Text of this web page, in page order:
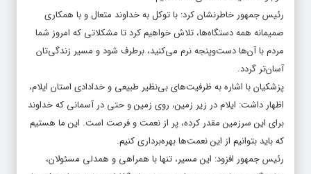
رئیس جمهور خاطرنشان کرد: با توکل به خداوند متعال و با همکاری
صمیمانه همه دستگاه‌ها، تلاش خواهیم کرد تا مشکلاتی که امروز شما
مردم با آن‌ها دست‌وپنجه نرم می‌کنید، برطرف شود و مسیر زندگی‌تان
آسان‌تر گردد.
پزشکیان با اشاره به ظرفیت‌های بی‌نظیر طبیعی و خدادادی استان ایلام،
اظهار داشت: ایلام در زیر زمین، روی زمین و حتی در آسمانی که خداوند
برای این سرزمین مقدر کرده، پر از نعمت و فرصت است. این ما هستیم
که باید بتوانیم از این نعمت‌ها بهره‌برداری کنیم.
رئیس جمهور افزود: این مسیر، تنها با همراهی و همدلی مسئولان،